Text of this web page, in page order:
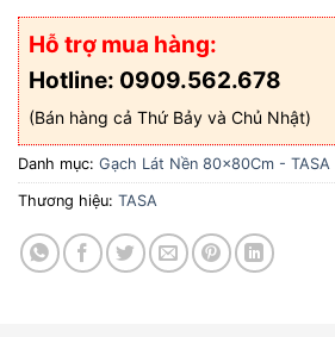
Hỗ trợ mua hàng:
Hotline: 0909.562.678
(Bán hàng cả Thứ Bảy và Chủ Nhật)
Danh mục: Gạch Lát Nền 80x80Cm - TASA
Thương hiệu: TASA